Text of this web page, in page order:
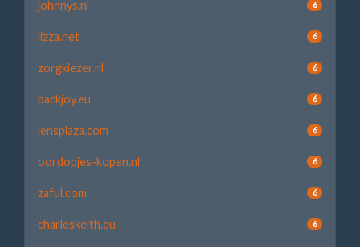
johnnys.nl 6
lizza.net 6
zorgkiezer.nl 6
backjoy.eu 6
lensplaza.com 6
oordopjes-kopen.nl 6
zaful.com 6
charleskeith.eu 6